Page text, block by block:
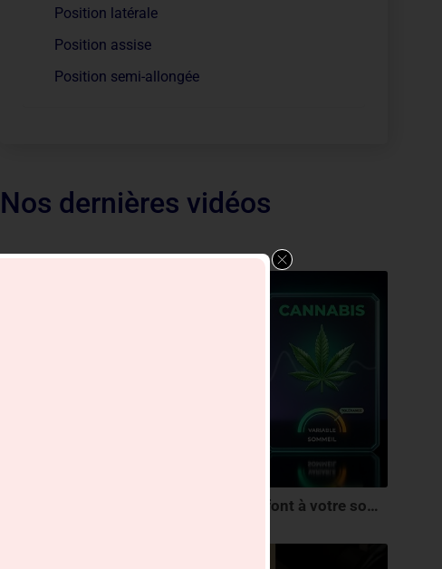
Position latérale
Position assise
Position semi-allongée
Nos dernières vidéos
Ce que l'Alcool, le Café et le Cannabis font à votre sommeil vous choquera